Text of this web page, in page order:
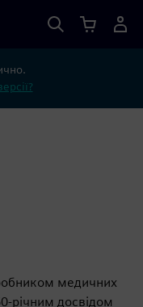
медичних
річним досвідом